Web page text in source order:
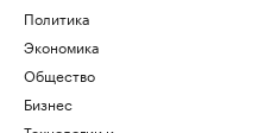
Политика
Экономика
Общество
Бизнес